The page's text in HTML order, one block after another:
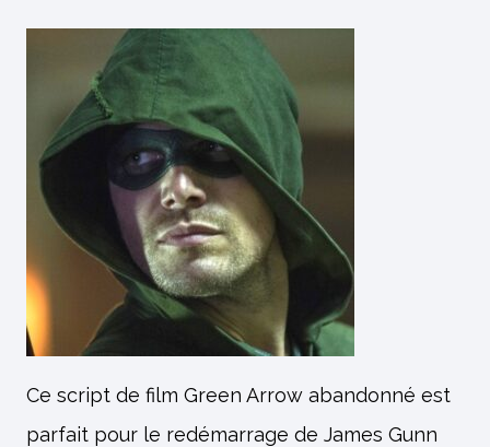
Ce script de film Green Arrow abandonné est
parfait pour le redémarrage de James Gunn